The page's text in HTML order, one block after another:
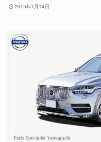
2015年1月14日